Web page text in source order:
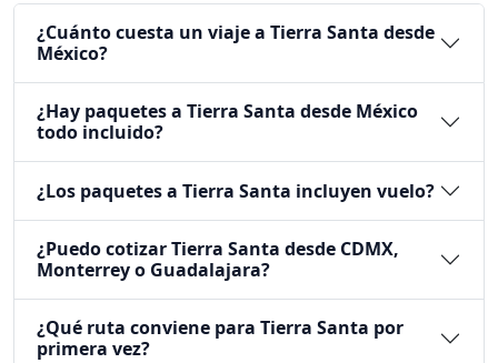
¿Cuánto cuesta un viaje a Tierra Santa desde
México?
¿Hay paquetes a Tierra Santa desde México
todo incluido?
¿Los paquetes a Tierra Santa incluyen vuelo?
¿Puedo cotizar Tierra Santa desde CDMX,
Monterrey o Guadalajara?
¿Qué ruta conviene para Tierra Santa por
primera vez?